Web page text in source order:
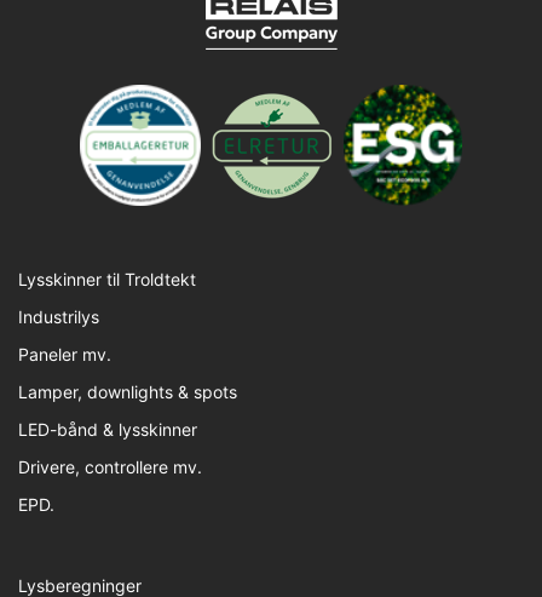
Lysskinner til Troldtekt
Industrilys
Paneler mv.
Lamper, downlights & spots
LED-bånd & lysskinner
Drivere, controllere mv.
EPD.
Lysberegninger